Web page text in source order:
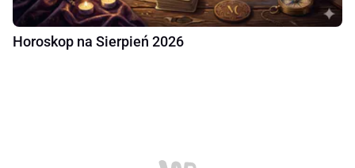
Horoskop na Sierpień 2026